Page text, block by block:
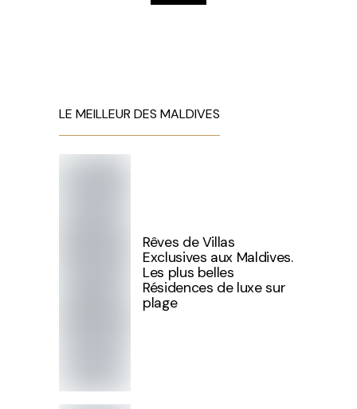
LE MEILLEUR DES MALDIVES
Rêves de Villas
Exclusives aux Maldives.
Les plus belles
Résidences de luxe sur
plage